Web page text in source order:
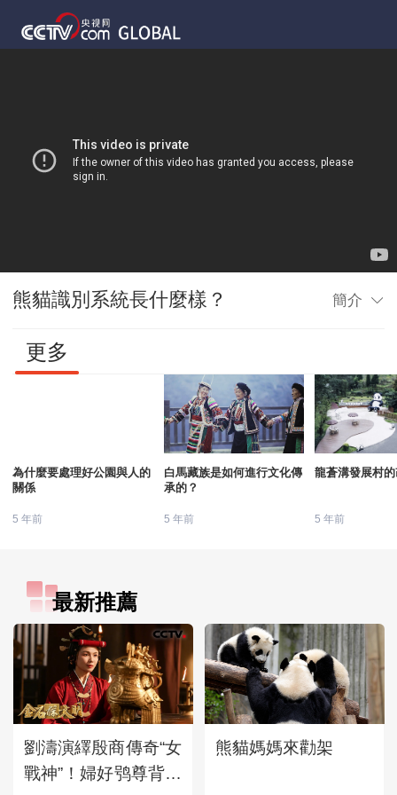
熊貓識別系統長什麼樣？ 簡介
更多
為什麼要處理好公園與人的
關係
5 年前
白馬藏族是如何進行文化傳
承的？
5 年前
龍蒼溝發展村
5 年前
最新推薦
劉濤演繹殷商傳奇“女
戰神”！婦好鸮尊背後
熊貓媽媽來勸架